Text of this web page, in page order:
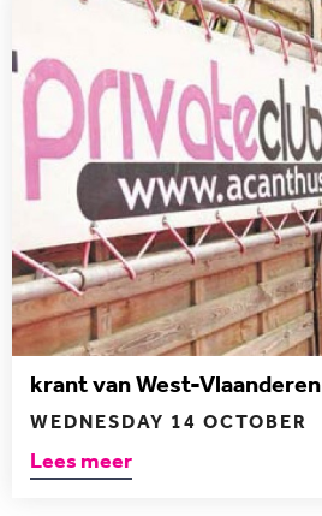
krant van West-Vlaanderen
WEDNESDAY 14 OCTOBER
Lees meer